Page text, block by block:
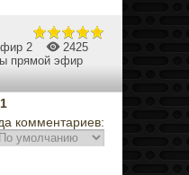
2
2425
прямой эфир
1
комментариев: